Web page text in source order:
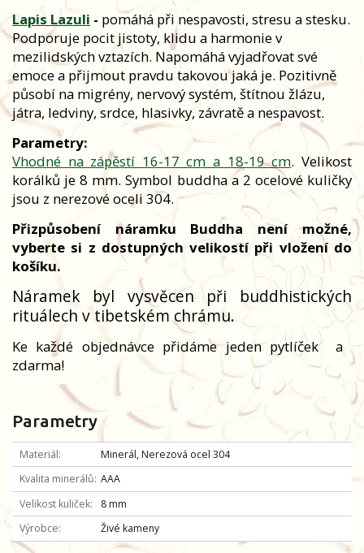
Lapis Lazuli - pomáhá při nespavosti, stresu a stesku.
Podporuje pocit jistoty, klidu a harmonie v
mezilidských vztazích. Napomáhá vyjadřovat své
emoce a přijmout pravdu takovou jaká je. Pozitivně
působí na migrény, nervový systém, štítnou žlázu,
játra, ledviny, srdce, hlasivky, závratě a nespavost.
Parametry:
Vhodné na zápěstí 16-17 cm a 18-19 cm. Velikost
korálků je 8 mm. Symbol buddha a 2 ocelové kuličky
jsou z nerezové oceli 304.
Přizpůsobení náramku Buddha není možné,
vyberte si z dostupných velikostí při vložení do
košíku.
Náramek byl vysvěcen při buddhistických
rituálech v tibetském chrámu.
Ke každé objednávce přidáme jeden pytlíček
a
zdarma!
Parametry
Materiál
Minerál, Nerezová ocel 304
Kvalita minerálů AAA
Velikost kuliček
8 mm
Výrobce
Živé kameny